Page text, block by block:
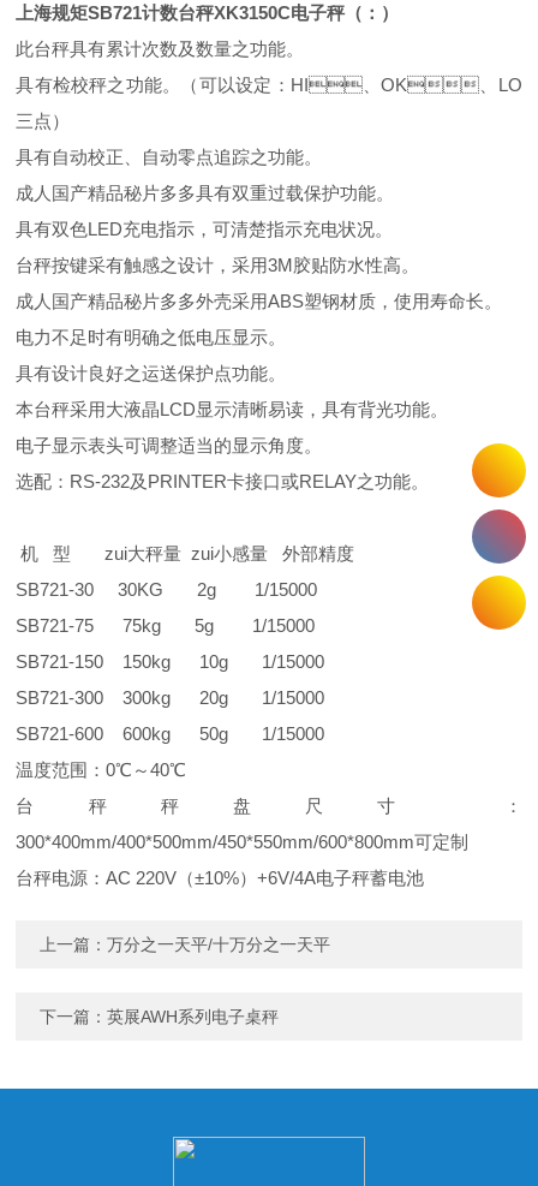
上海规矩SB721计数台秤XK3150C电子秤（：）
此台秤具有累计次数及数量之功能。
具有检校秤之功能。（可以设定： HI、OK、 LO
三点）
具有自动校正、自动零点追踪之功能。
成人国产精品秘片多多具有双重过载保护功能。
具有双色LED充电指示，可清楚指示充电状况。
台秤按键采有触感之设计，采用3M胶贴防水性高。
成人国产精品秘片多多外壳采用ABS塑钢材质，使用寿命长。
电力不足时有明确之低电压显示。
具有设计良好之运送保护点功能。
本台秤采用大液晶LCD显示清晰易读，具有背光功能。
电子显示表头可调整适当的显示角度。
选配： RS-232及 PRINTER卡接口或RELAY之功能。
机 型 zui大秤量 zui小感量 外部精度
SB721-30 30KG 2g 1/15000
SB721-75 75kg 5g 1/15000
SB721-150 150kg 10g 1/15000
SB721-300 300kg 20g 1/15000
SB721-600 600kg 50g 1/15000
温度范围：0℃ ～40℃
台秤秤盘尺寸：
300*400mm/400*500mm/450*550mm/600*800mm可定制
台秤电源：AC 220V （±10%）+6V/4A电子秤蓄电池
上一篇：万分之一天平/十万分之一天平
下一篇：英展AWH系列电子桌秤